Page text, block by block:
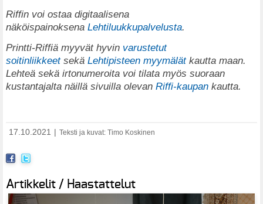
Riffin voi ostaa digitaalisena
näköispainoksena Lehtiluukkupalvelusta.
Printti-Riffiä myyvät hyvin varustetut
soitinliikkeet sekä Lehtipisteen myymälätkautta maan.
Lehteä sekä irtonumeroita voi tilata myös suoraan
kustantajalta näillä sivuilla olevan Riffi-kaupan kautta.
17.10.2021 Teksti ja kuvat: Timo Koskinen
Artikkelit / Haastattelut